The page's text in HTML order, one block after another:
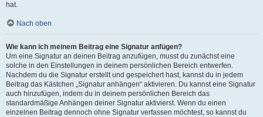
hat.
Nach oben
Wie kann ich meinem Beitrag eine Signatur anfügen?
Um eine Signatur an deinen Beitrag anzufügen, musst du zunächst eine
solche in den Einstellungen in deinem persönlichen Bereich entwerfen.
Nachdem du die Signatur erstellt und gespeichert hast, kannst du in jedem
Beitrag das Kästchen „Signatur anhängen“ aktivieren. Du kannst eine Signatur
auch hinzufügen, indem du in deinem persönlichen Bereich das
standardmäßige Anhängen deiner Signatur aktivierst. Wenn du einen
einzelnen Beitrag dennoch ohne Signatur verfassen möchtest, so kannst du